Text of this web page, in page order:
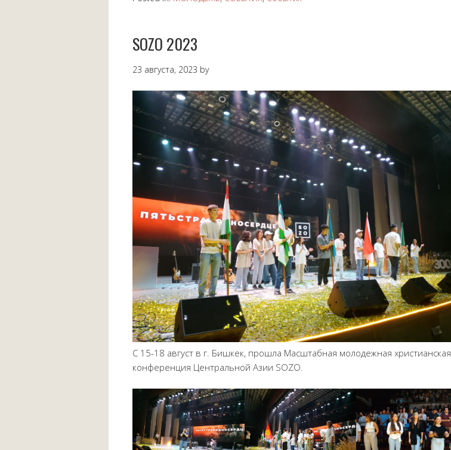
SOZO 2023
23 августа, 2023 by
С 15-18 август в г. Бишкек, прошла Масштабная молодежная христианская
конференция Центральной Азии SOZO.